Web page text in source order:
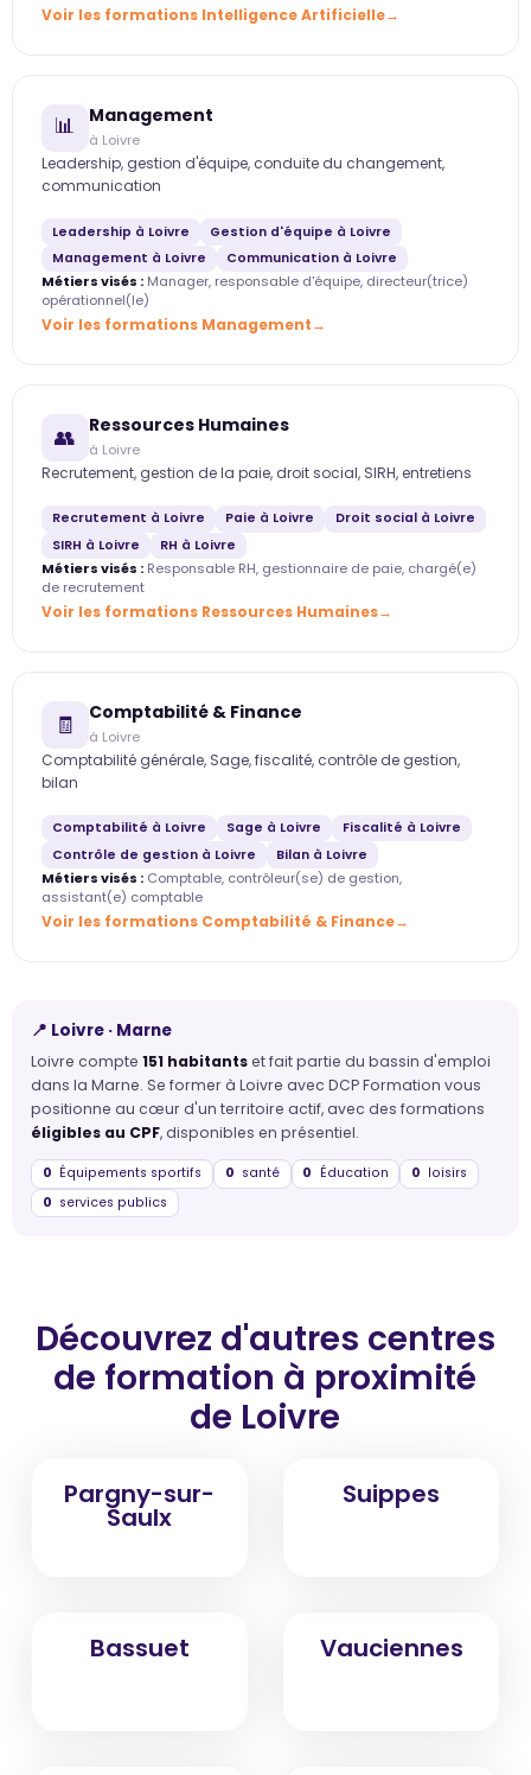
Voir les formations Intelligence Artificielle
📊 Management
à Loivre
Leadership, gestion d'équipe, conduite du changement,
communication
Leadership à Loivre
Gestion d'équipe à Loivre
Management à Loivre
Communication à Loivre
Métiers visés : Manager, responsable d'équipe, directeur(trice)
opérationnel(le)
Voir les formations Management
👥 Ressources Humaines
à Loivre
Recrutement, gestion de la paie, droit social, SIRH, entretiens
Recrutement à Loivre Paie à Loivre
Droit social à Loivre
SIRH à Loivre
RH à Loivre
Métiers visés : Responsable RH, gestionnaire de paie, chargé(e)
de recrutement
Voir les formations Ressources Humaines
🧾 Comptabilité & Finance
à Loivre
Comptabilité générale, Sage, fiscalité, contrôle de gestion,
bilan
Comptabilité à Loivre Sage à Loivre
Fiscalité à Loivre
Contrôle de gestion à Loivre
Bilan à Loivre
Métiers visés : Comptable, contrôleur(se) de gestion,
assistant(e) comptable
Voir les formations Comptabilité & Finance
📍 Loivre · Marne
Loivre compte 151 habitantset fait partie du bassin d'emploi
dans la Marne. Se former à Loivre avec DCP Formation vous
positionne au cœur d'un territoire actif, avec des formations
éligibles au CPF, disponibles en présentiel.
0 Équipements sportifs 0 santé 0 Éducation 0 loisirs
0 services publics
Découvrez d'autres centres
de formation à proximité
de Loivre
Pargny-sur-
Saulx
Suippes
Bassuet Vauciennes